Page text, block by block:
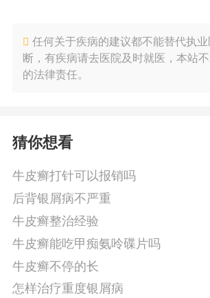
任何关于疾病的建议都不能替代执
断，有疾病请去医院及时就医，本站
的法律责任。
猜你想看
牛皮癣打针可以报销吗
后背银屑病不严重
牛皮癣整治经验
牛皮癣能吃甲痴氨呤碟片吗
牛皮癣不停的长
怎样治疗重度银屑病